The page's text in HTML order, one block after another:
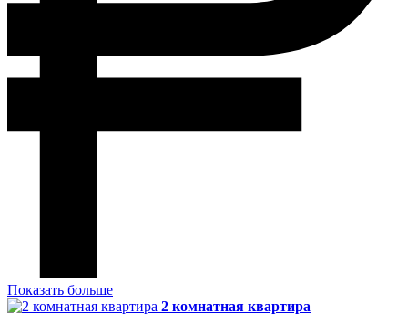
Показать больше
2 комнатная квартира